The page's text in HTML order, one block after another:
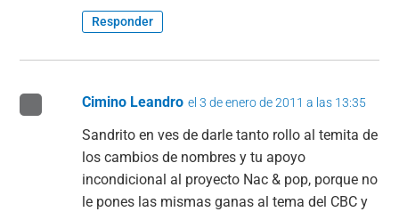
Responder
Cimino Leandro el 3 de enero de 2011 a las 13:35
Sandrito en ves de darle tanto rollo al temita de
los cambios de nombres y tu apoyo
incondicional al proyecto Nac & pop, porque no
le pones las mismas ganas al tema del CBC y